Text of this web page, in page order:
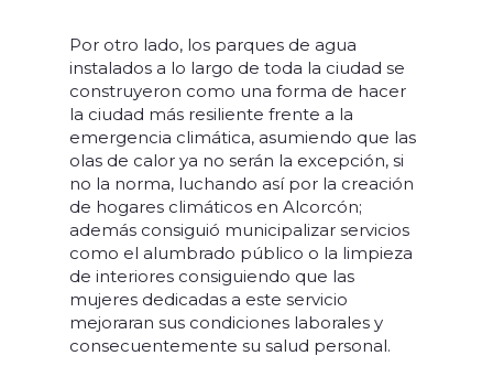
Por otro lado, los parques de agua
instalados a lo largo de toda la ciudad se
construyeron como una forma de hacer
la ciudad más resiliente frente a la
emergencia climática, asumiendo que las
olas de calor ya no serán la excepción, si
no la norma, luchando así por la creación
de hogares climáticos en Alcorcón;
además consiguió municipalizar servicios
como el alumbrado público o la limpieza
de interiores consiguiendo que las
mujeres dedicadas a este servicio
mejoraran sus condiciones laborales y
consecuentemente su salud personal.